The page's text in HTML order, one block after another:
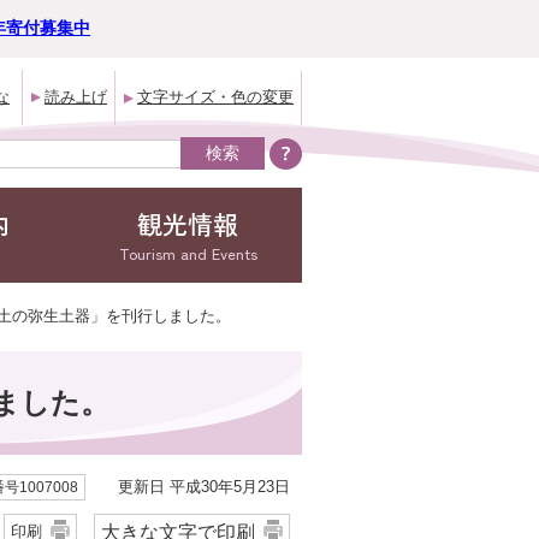
寄付募集中
読み上げ 文字サイズ・色の変更
観光情報
Tourism and Events
弥生土器」を刊行しました。
した。
号1007008 更新日 平成30年5月23日
印刷 大きな文字で印刷